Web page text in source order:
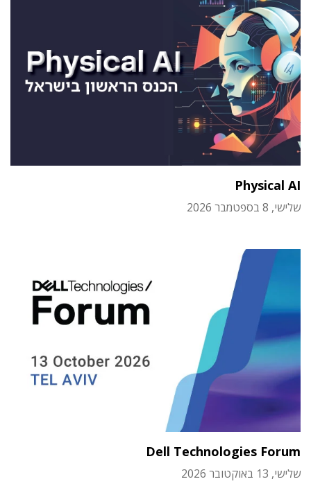
Physical AI
שלישי, 8 בספטמבר 2026
Dell Technologies Forum
שלישי, 13 באוקטובר 2026